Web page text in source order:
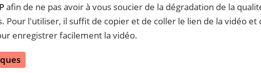
afin de ne pas avoir à vous soucier de la dégradation de la
Pour l'utiliser, il suffit de copier et de coller le lien de la vidéo
enregistrer facilement la vidéo.